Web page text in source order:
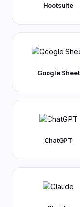
Hootsuite
Google Sheet
ChatGPT